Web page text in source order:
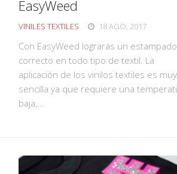
EasyWeed
VINILES TEXTILES 18 AGO, 2017
Con EasyWeed lograrás un estampado
correcto en todo tipo de textil. La
aplicación de los vinilos textiles es muy
sencilla ya que requiere una
baja,...